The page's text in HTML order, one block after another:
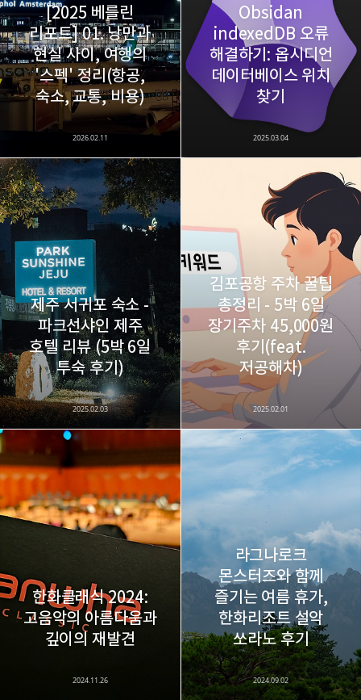
[2025 베를린
리포트] 01. 낭만과
현실 사이, 여행의
'스펙' 정리(항공,
숙소, 교통, 비용)
2026.02.11
Obsidan
indexedDB 오류
해결하기: 옵시디언
데이터베이스 위치
찾기
2025.03.04
제주 서귀포 숙소 -
파크선샤인 제주
호텔 리뷰 (5박 6일
투숙 후기)
2025.02.03
김포공항 주차 꿀팁
총정리 - 5박 6일
장기주차 45,000원
후기(feat.
저공해차)
2025.02.01
한화클래식 2024:
고음악의 아름다움과
깊이의 재발견
2024.11.26
라그나로크
몬스터즈와 함께
즐기는 여름 휴가,
한화리조트 설악
쏘라노 후기
2024.09.02